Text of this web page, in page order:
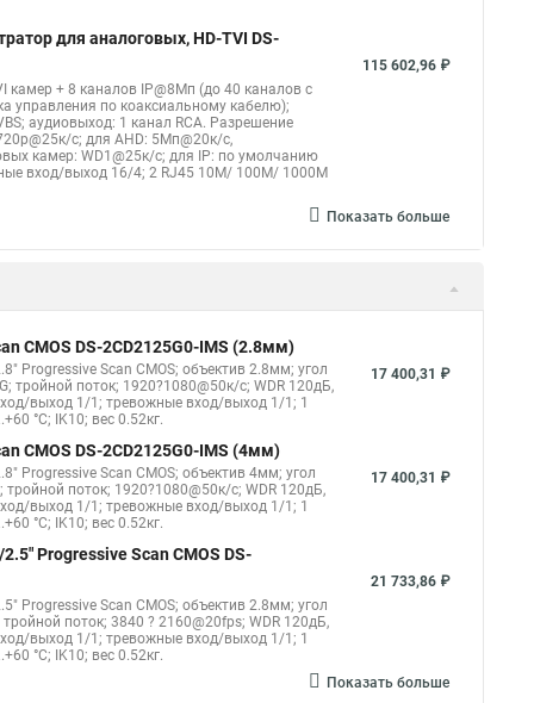
для аналоговых, HD-TVI DS-
камер + 8 каналов IP@8Мп (до 40 каналов с
управления по коаксиальному кабелю);
аудиовыход: 1 канал RCA. Разрешение
с; для AHD: 5Мп@20к/с,
камер: WD1@25к/с; для IP: по умолчанию
вход/выход 16/4; 2 RJ45 10M/ 100M/ 1000М
115 602,96 ₽
Показать больше
CMOS DS-2CD2125G0-IMS (2.8мм)
Progressive Scan CMOS; объектив 2.8мм; угол
тройной поток; 1920?1080@50к/с; WDR 120дБ,
выход 1/1; тревожные вход/выход 1/1; 1
°C; IK10; вес 0.52кг.
17 400,31 ₽
CMOS DS-2CD2125G0-IMS (4мм)
Progressive Scan CMOS; объектив 4мм; угол
поток; 1920?1080@50к/с; WDR 120дБ,
выход 1/1; тревожные вход/выход 1/1; 1
°C; IK10; вес 0.52кг.
17 400,31 ₽
Progressive Scan CMOS DS-
Progressive Scan CMOS; объектив 2.8мм; угол
поток; 3840 ? 2160@20fps; WDR 120дБ,
выход 1/1; тревожные вход/выход 1/1; 1
°C; IK10; вес 0.52кг.
21 733,86 ₽
Показать больше